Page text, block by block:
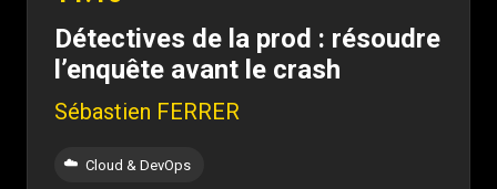
Détectives de la prod : résoudre
l’enquête avant le crash
Sébastien FERRER
☁️ Cloud & DevOps